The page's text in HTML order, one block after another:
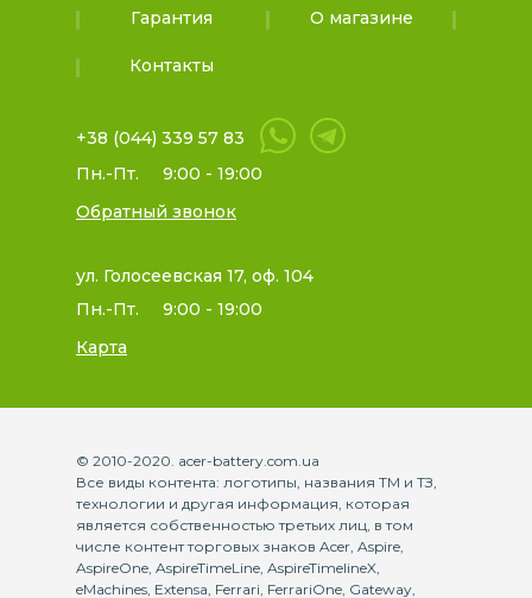
Гарантия О магазине
Контакты
+38 (044) 339 57 83
Пн.-Пт.
9:00 - 19:00
Обратный звонок
ул. Голосеевская 17, оф. 104
Пн.-Пт.
9:00 - 19:00
Карта
© 2010-2020. acer-battery.com.ua
Все виды контента: логотипы, названия ТМ и ТЗ,
технологии и другая информация, которая
является собственностью третьих лиц, в том
числе контент торговых знаков Acer, Aspire,
AspireOne, AspireTimeLine, AspireTimelineX,
eMachines, Extensa, Ferrari, FerrariOne, Gateway,